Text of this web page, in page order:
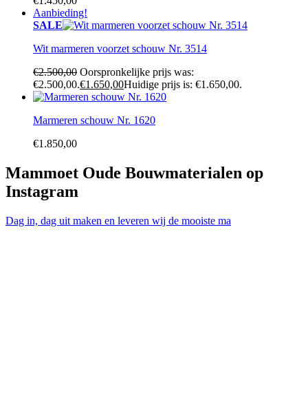
Aanbieding!
SALE
Wit marmeren voorzet schouw Nr. 3514
€2.500,00 Oorspronkelijke prijs was:
€2.500,00.€1.650,00Huidige prijs is: €1.650,00.
Marmeren schouw Nr. 1620
€1.850,00
Mammoet Oude Bouwmaterialen op
Instagram
Dag in, dag uit maken en leveren wij de mooiste ma